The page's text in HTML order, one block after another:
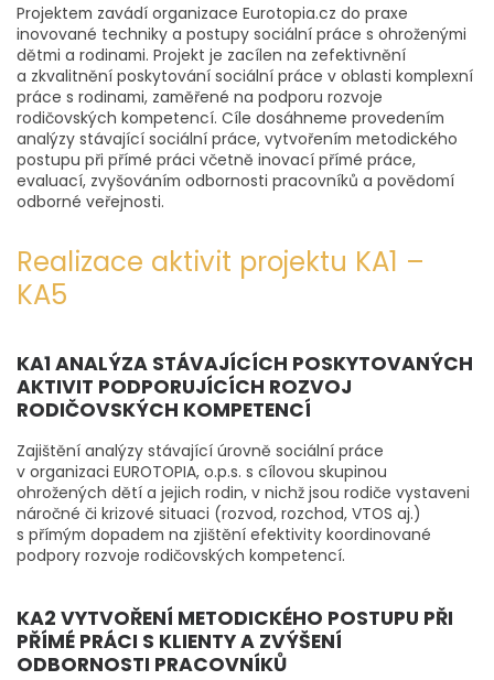
Projektem zavádí organizace Eurotopia.cz do praxe
inovované techniky a postupy sociální práce s ohroženými
dětmi a rodinami. Projekt je zacílen na zefektivnění
a zkvalitnění poskytování sociální práce v oblasti komplexní
práce s rodinami, zaměřené na podporu rozvoje
rodičovských kompetencí. Cíle dosáhneme provedením
analýzy stávající sociální práce, vytvořením metodického
postupu při přímé práci včetně inovací přímé práce,
evaluací, zvyšováním odbornosti pracovníků a povědomí
odborné veřejnosti.
Realizace aktivit projektu KA1 –
KA5
KA1 ANALÝZA STÁVAJÍCÍCH POSKYTOVANÝCH
AKTIVIT PODPORUJÍCÍCH ROZVOJ
RODIČOVSKÝCH KOMPETENCÍ
Zajištění analýzy stávající úrovně sociální práce
v organizaci EUROTOPIA, o.p.s. s cílovou skupinou
ohrožených dětí a jejich rodin, v nichž jsou rodiče vystaveni
náročné či krizové situaci (rozvod, rozchod, VTOS aj.)
s přímým dopadem na zjištění efektivity koordinované
podpory rozvoje rodičovských kompetencí.
KA2 VYTVOŘENÍ METODICKÉHO POSTUPU PŘI
PŘÍMÉ PRÁCI S KLIENTY A ZVÝŠENÍ
ODBORNOSTI PRACOVNÍKŮ